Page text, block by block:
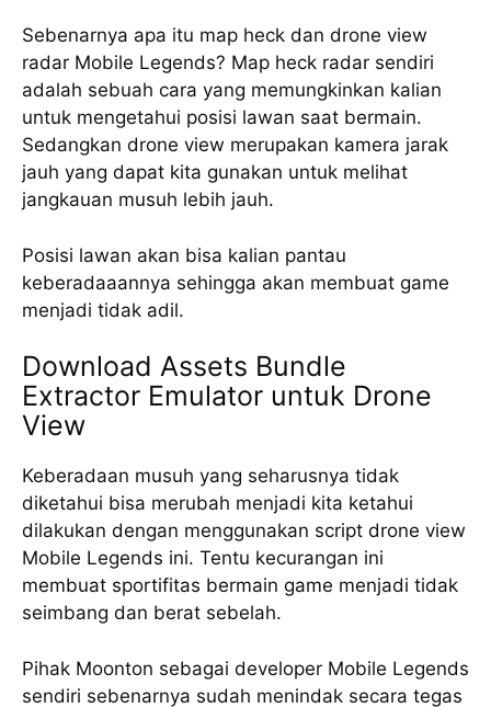
Sebenarnya apa itu map heck dan drone view
radar Mobile Legends? Map heck radar sendiri
adalah sebuah cara yang memungkinkan kalian
untuk mengetahui posisi lawan saat bermain.
Sedangkan drone view merupakan kamera jarak
jauh yang dapat kita gunakan untuk melihat
jangkauan musuh lebih jauh.
Posisi lawan akan bisa kalian pantau
keberadaaannya sehingga akan membuat game
menjadi tidak adil.
Download Assets Bundle
Extractor Emulator untuk Drone
View
Keberadaan musuh yang seharusnya tidak
diketahui bisa merubah menjadi kita ketahui
dilakukan dengan menggunakan script drone view
Mobile Legends ini. Tentu kecurangan ini
membuat sportifitas bermain game menjadi tidak
seimbang dan berat sebelah.
Pihak Moonton sebagai developer Mobile Legends
sendiri sebenarnya sudah menindak secara tegas